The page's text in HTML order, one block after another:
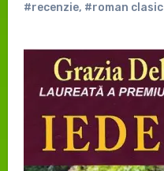
#recenzie, #roman clasic